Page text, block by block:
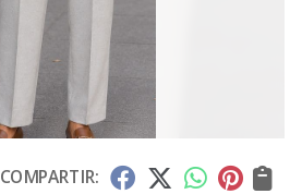
COMPARTIR: